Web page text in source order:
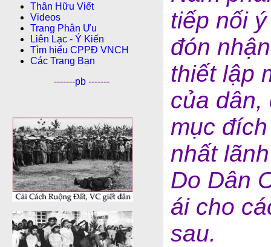
Thân Hữu Viết
Videos
Trang Phân Ưu
Liên Lạc - Ý Kiến
Tìm hiểu CPPÐ VNCH
Các Trang Bạn
-------pb -------
tiếp nối
đón
thiết lập
của dân,
mục
nhất
Do Dân
ái cho
sau.